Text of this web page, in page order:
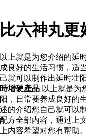
比六神丸
以上就是为您介绍的延
成良好的生活习惯，适
己就可以制作出延时壮
時增硬產品 以上就是为
阳，日常要养成良好的
述的介绍您自己就可以
配方全部内容，通过上
上内容希望对您有帮助。